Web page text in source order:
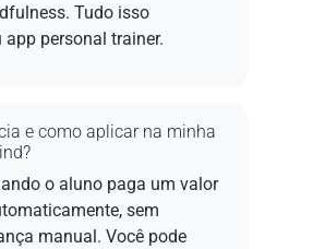
Tudo isso
personal trainer.
e como aplicar na minha
o aluno paga um valor
sem
manual. Você pode